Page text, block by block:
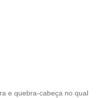
e quebra-cabeça no qual